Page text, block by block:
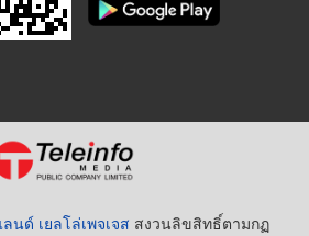
นด์ เยลโล่เพจเจส สงวนลิขสิทธิ์ตามกฏ